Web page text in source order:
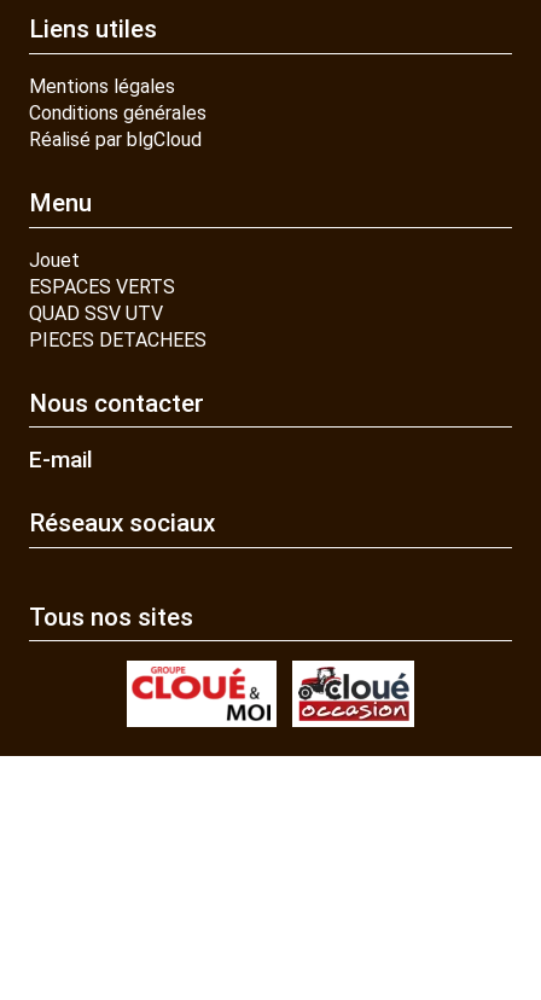
Liens utiles
Mentions légales
Conditions générales
Réalisé par blgCloud
Menu
Jouet
ESPACES VERTS
QUAD SSV UTV
PIECES DETACHEES
Nous contacter
E-mail
Réseaux sociaux
Tous nos sites